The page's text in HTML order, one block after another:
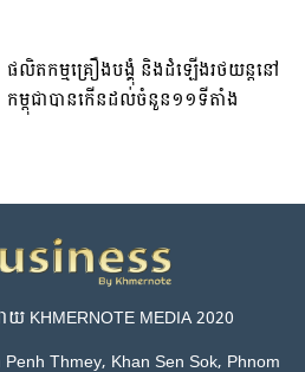
កម្ពុជា
ផលិតកម្មគ្រឿងបង្គុំ និងដំឡើងរថយន្តនៅ
កម្ពុជាបានកើនដល់ចំនួន១១ទីតាំង
KHMERNOTE MEDIA 2020
Thmey, Khan Sen Sok, Phnom